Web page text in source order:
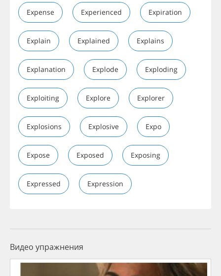
Expense Experienced Expiration
Explain Explained Explains
Explanation Explode Exploding
Exploiting Explore Explorer
Explosions Explosive Expo
Expose Exposed Exposing
Expressed Expression
Видео упражнения